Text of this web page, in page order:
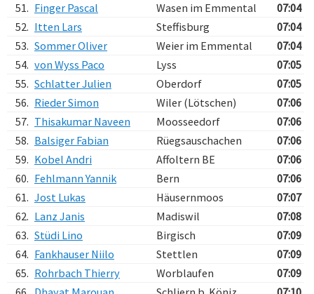
51. Finger Pascal Wasen im Emmental
07:04
52. Itten Lars Steffisburg
07:04
53. Sommer Oliver Weier im Emmental
07:04
54. von Wyss Paco Lyss
07:05
55. Schlatter Julien Oberdorf
07:05
56. Rieder Simon Wiler (Lötschen)
07:06
57. Thisakumar Naveen Moosseedorf
07:06
58. Balsiger Fabian Rüegsauschachen
07:06
59. Kobel Andri Affoltern BE
07:06
60. Fehlmann Yannik Bern
07:06
61. Jost Lukas Häusernmoos
07:07
62. Lanz Janis Madiswil
07:08
63. Stüdi Lino Birgisch
07:09
64. Fankhauser Niilo Stettlen
07:09
65. Rohrbach Thierry Worblaufen
07:09